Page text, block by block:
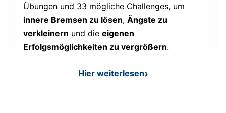
Übungen und 33 mögliche Challenges, um
innere Bremsen zu lösen,Ängste zu
verkleinern und dieeigenen
Erfolgsmöglichkeiten zu vergrößern.
Hier weiterlesen: Komfortzone erweitern –